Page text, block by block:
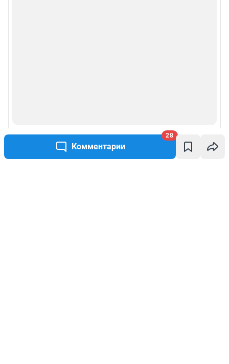
Комментарии
28